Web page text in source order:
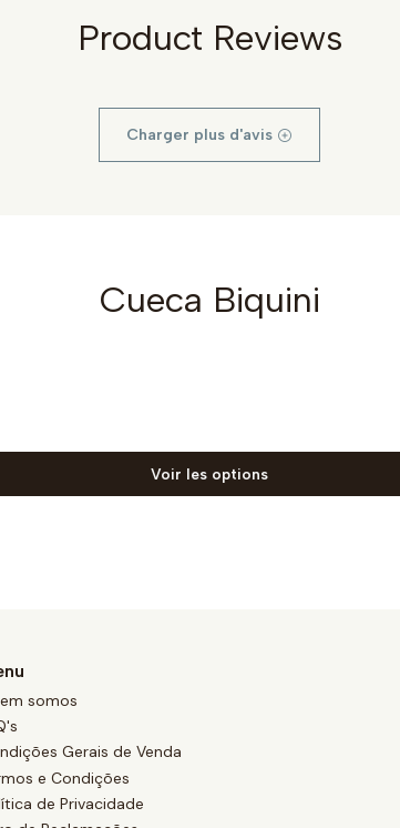
Product Reviews
Charger plus d'avis
Cueca Biquini
Voir les options
somos
Gerais de Venda
e Condições
de Privacidade